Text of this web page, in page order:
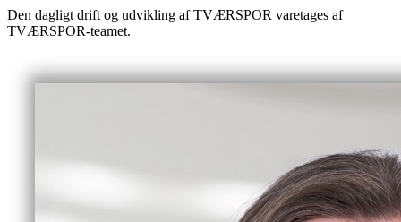
Den dagligt drift og udvikling af TVÆRSPOR varetages af
TVÆRSPOR-teamet.